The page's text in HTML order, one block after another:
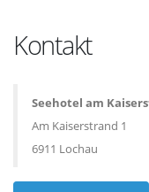
Kontakt
Seehotel am
Am Kaiserstrand 1
6911 Lochau